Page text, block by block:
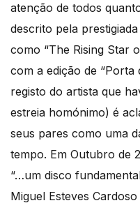
atenção de todos
descrito pela
como “The Rising Star
com a edição de “Porta
registo do artista que
estreia homónimo) é
seus pares como uma
tempo. Em Outubro de
“…um disco
Miguel Esteves